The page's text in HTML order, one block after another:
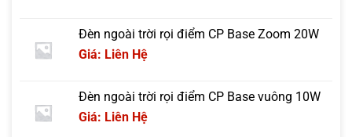
Đèn ngoài trời rọi điểm CP Base Zoom 20W
Giá: Liên Hệ
Đèn ngoài trời rọi điểm CP Base vuông 10W
Giá: Liên Hệ